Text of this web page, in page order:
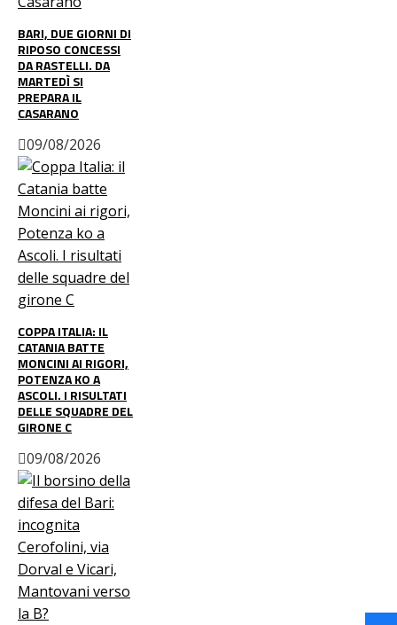
BARI, DUE GIORNI DI
RIPOSO CONCESSI
DA RASTELLI. DA
MARTEDÌ SI
PREPARA IL
CASARANO
09/08/2026
COPPA ITALIA: IL
CATANIA BATTE
MONCINI AI RIGORI,
POTENZA KO A
ASCOLI. I RISULTATI
DELLE SQUADRE DEL
GIRONE C
09/08/2026